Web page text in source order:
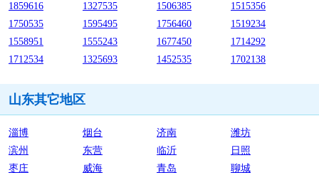
1859616
1327535 1506385
1515356
1750535
1595495 1756460
1519234
1558951
1555243 1677450
1714292
1712534
1325693 1452535 1702138
山东其它地区
淄博 烟台 济南
潍坊
滨州
东营 临沂
日照
枣庄
威海 青岛
聊城